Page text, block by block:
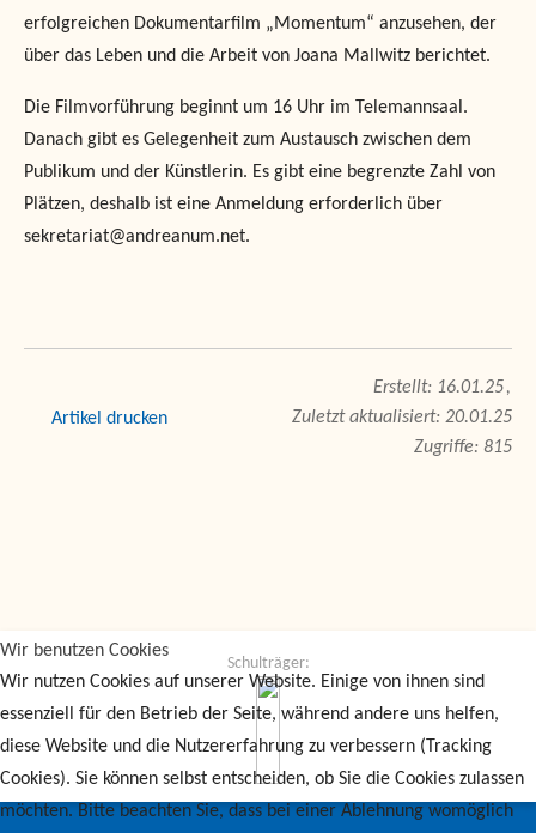
erfolgreichen Dokumentarfilm „Momentum“ anzusehen, der
über das Leben und die Arbeit von Joana Mallwitz berichtet.
Die Filmvorführung beginnt um 16 Uhr im Telemannsaal.
Danach gibt es Gelegenheit zum Austausch zwischen dem
Publikum und der Künstlerin. Es gibt eine begrenzte Zahl von
Plätzen, deshalb ist eine Anmeldung erforderlich über
sekretariat@andreanum.net.
drucken
16.01.25
Zuletzt aktualisiert: 20.01.25
Zugriffe: 815
Schulträger:
Wir benutzen Cookies
Wir nutzen Cookies auf unserer Website. Einige von ihnen sind
essenziell für den Betrieb der Seite, während andere uns helfen,
diese Website und die Nutzererfahrung zu verbessern (Tracking
Cookies). Sie können selbst entscheiden, ob Sie die Cookies zulassen
möchten. Bitte beachten Sie, dass bei einer Ablehnung womöglich